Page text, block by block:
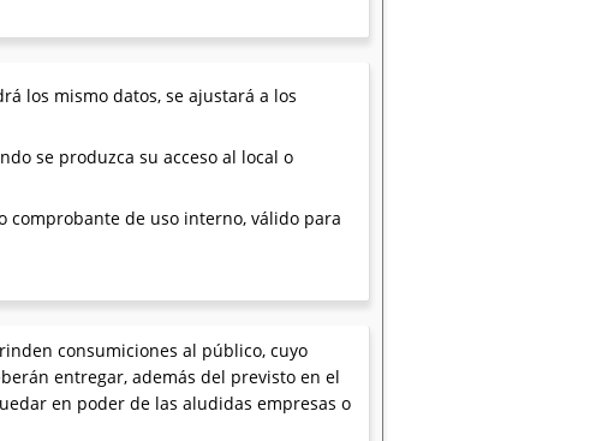
los mismo datos, se ajustará a los
se produzca su acceso al local o
comprobante de uso interno, válido para
consumiciones al público, cuyo
entregar, además del previsto en el
en poder de las aludidas empresas o